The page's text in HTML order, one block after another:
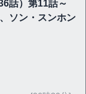
話）第11話～
ソン・スンホン